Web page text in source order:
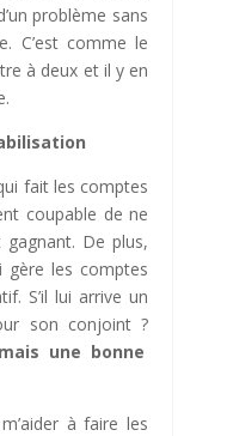
problème sans
C’est comme le
à deux et il y en
fait les comptes
coupable de ne
De plus,
gère les comptes
S’il lui arrive un
son conjoint ?
une bonne
à faire les